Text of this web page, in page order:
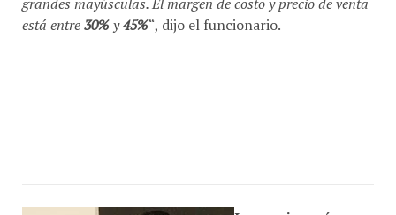
está entre30%y45%“, dijo el funcionario.